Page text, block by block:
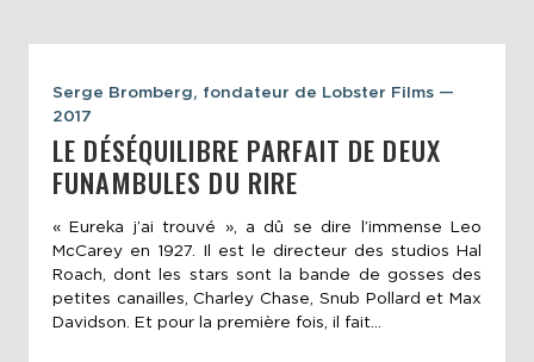
Serge Bromberg, fondateur de Lobster Films —
2017
LE DÉSÉQUILIBRE PARFAIT DE DEUX
FUNAMBULES DU RIRE
« Eureka j’ai trouvé », a dû se dire l’immense Leo
McCarey en 1927. Il est le directeur des studios Hal
Roach, dont les stars sont la bande de gosses des
petites canailles, Charley Chase, Snub Pollard et Max
Davidson. Et pour la première fois, il fait...